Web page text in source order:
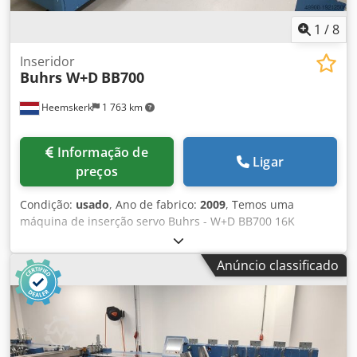
Espessura do produto: - 3 mm (alimentador rotativo) - 10
mm (alimentador tipo shuttle) - 15 mm (alimentador por
1 /8
Heemskerk 1 763 km
Inseridor
Buhrs W+D BB700
preços
Ligar
Condição: usado, Ano de fabrico: 2009, Temos uma
máquina de inserção servo Buhrs - W+D BB700 16K
disponível. A máquina está em boas condições e está
equipada com software BSC 3.0. O BSC 3.0 é uma das
plataformas de software mais recentes do fabricante W+D.
Dkodpfx Afewmmh Iewjr A máquina chegou, mas ainda
não iniciamos a manutenção. É por isso que esta máquina
ainda está disponível como está agora, mas é claro que
quando começarmos com toda a manutenção necessária
Anúncio classificado